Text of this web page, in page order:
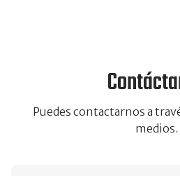
Puedes contactarnos a
medios.